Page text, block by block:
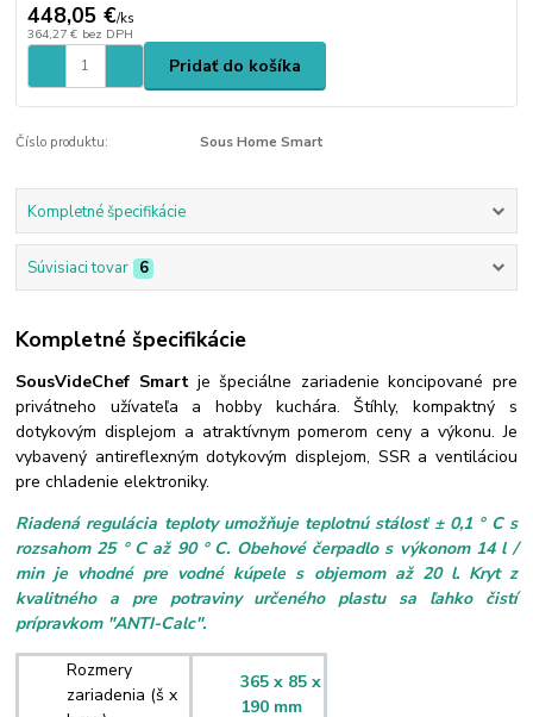
448,05 €/ks
364,27 € bez DPH
Pridať do košíka
Číslo produktu: Sous Home Smart
Kompletné špecifikácie
Súvisiaci tovar 6
Kompletné špecifikácie
SousVideChef Smartje špeciálne zariadenie koncipované pre
privátneho užívateľa a hobby kuchára. Štíhly, kompaktný s
dotykovým displejom a atraktívnym pomerom ceny a výkonu. Je
vybavený antireflexným dotykovým displejom, SSR a ventiláciou
pre chladenie elektroniky.
Riadená regulácia teploty umožňuje teplotnú stálosť ± 0,1 ° C s
rozsahom 25 ° C až 90 ° C. Obehové čerpadlo s výkonom 14 l /
min je vhodné pre vodné kúpele s objemom až 20 l. Kryt z
kvalitného a pre potraviny určeného plastu sa ľahko čistí
prípravkom "ANTI-Calc".
Rozmery
zariadenia (š x
365 x 85 x
190 mm